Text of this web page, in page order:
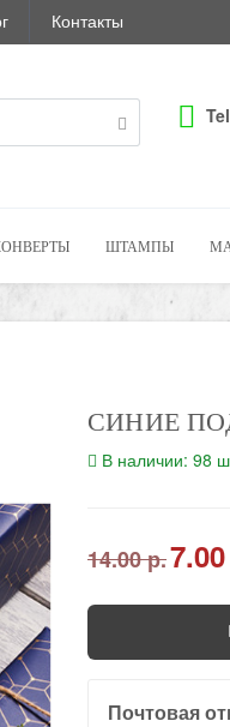
Контакты
ШТАМПЫ
СИНИЕ
В наличии: 98
14.00 р.
Почтовая